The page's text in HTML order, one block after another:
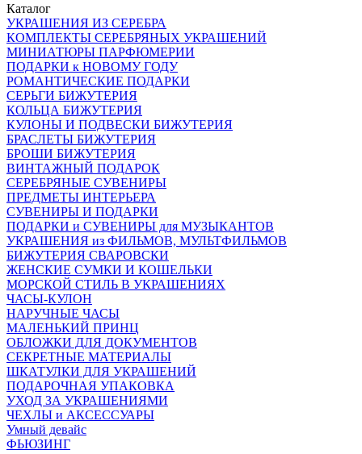
Каталог
УКРАШЕНИЯ ИЗ СЕРЕБРА
КОМПЛЕКТЫ СЕРЕБРЯНЫХ УКРАШЕНИЙ
МИНИАТЮРЫ ПАРФЮМЕРИИ
ПОДАРКИ к НОВОМУ ГОДУ
РОМАНТИЧЕСКИЕ ПОДАРКИ
СЕРЬГИ БИЖУТЕРИЯ
КОЛЬЦА БИЖУТЕРИЯ
КУЛОНЫ И ПОДВЕСКИ БИЖУТЕРИЯ
БРАСЛЕТЫ БИЖУТЕРИЯ
БРОШИ БИЖУТЕРИЯ
ВИНТАЖНЫЙ ПОДАРОК
СЕРЕБРЯНЫЕ СУВЕНИРЫ
ПРЕДМЕТЫ ИНТЕРЬЕРА
СУВЕНИРЫ И ПОДАРКИ
ПОДАРКИ и СУВЕНИРЫ для МУЗЫКАНТОВ
УКРАШЕНИЯ из ФИЛЬМОВ, МУЛЬТФИЛЬМОВ
БИЖУТЕРИЯ СВАРОВСКИ
ЖЕНСКИЕ СУМКИ И КОШЕЛЬКИ
МОРСКОЙ СТИЛЬ В УКРАШЕНИЯХ
ЧАСЫ-КУЛОН
НАРУЧНЫЕ ЧАСЫ
МАЛЕНЬКИЙ ПРИНЦ
ОБЛОЖКИ ДЛЯ ДОКУМЕНТОВ
СЕКРЕТНЫЕ МАТЕРИАЛЫ
ШКАТУЛКИ ДЛЯ УКРАШЕНИЙ
ПОДАРОЧНАЯ УПАКОВКА
УХОД ЗА УКРАШЕНИЯМИ
ЧEХЛЫ и АКСЕССУАРЫ
Умный девайс
ФЬЮЗИНГ